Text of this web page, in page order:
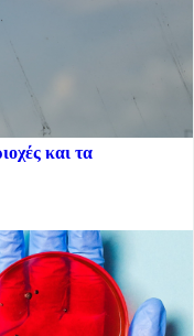
και τα